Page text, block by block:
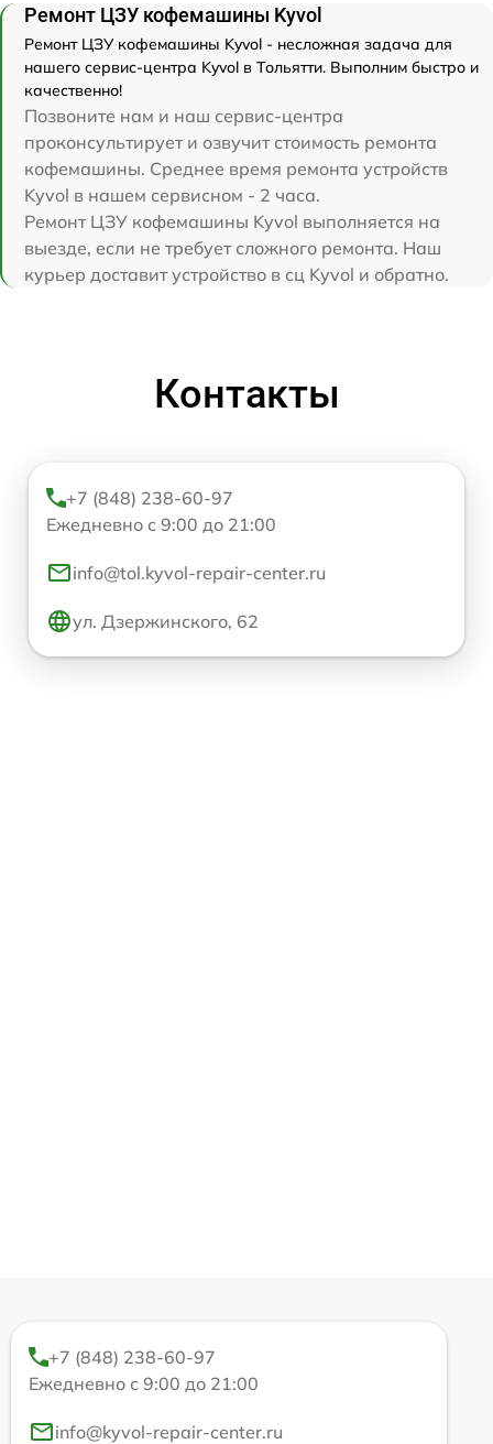
Ремонт ЦЗУ кофемашины Kyvol
Ремонт ЦЗУ кофемашины Kyvol - несложная задача для
нашего сервис-центра Kyvol в Тольятти. Выполним быстро и
качественно!
Позвоните нам и наш сервис-центра
проконсультирует и озвучит стоимость ремонта
кофемашины. Среднее время ремонта устройств
Kyvol в нашем сервисном - 2 часа.
Ремонт ЦЗУ кофемашины Kyvol выполняется на
выезде, если не требует сложного ремонта. Наш
курьер доставит устройство в сц Kyvol и обратно.
Контакты
+7 (848) 238-60-97
Ежедневно с 9:00 до 21:00
info@tol.kyvol-repair-center.ru
ул. Дзержинского, 62
+7 (848) 238-60-97
Ежедневно с 9:00 до 21:00
info@kyvol-repair-center.ru